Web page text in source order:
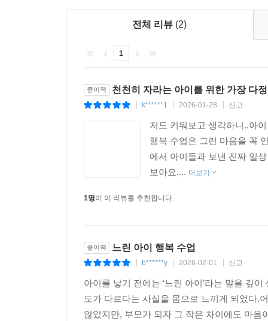
전체 리뷰 (2)
1
종이책 천천히 자라는 아이를 위한 가장 다
k******1 2026-01-28 신고
저도 키워보고 생각하니..아
행복 수업은 그런 마음을 꼭
에서 아이들과 보낸 진짜 일
보아요,... 더보기
1명이 이 리뷰를 추천합니다.
종이책 느린 아이 행복 수업
b******y 2026-02-01 신고
아이를 낳기 전에는 ‘느린 아이’라는 말을 깊
도가 다르다는 사실을 몸으로 느끼게 되었다.
않았지만, 부모가 되자 그 작은 차이에도 마